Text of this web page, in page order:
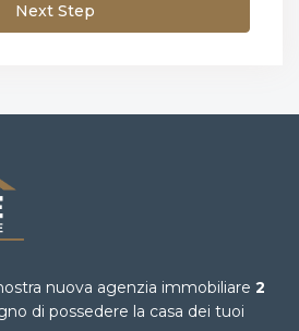
Next Step
nuova agenzia immobiliare 2
di possedere la casa dei tuoi